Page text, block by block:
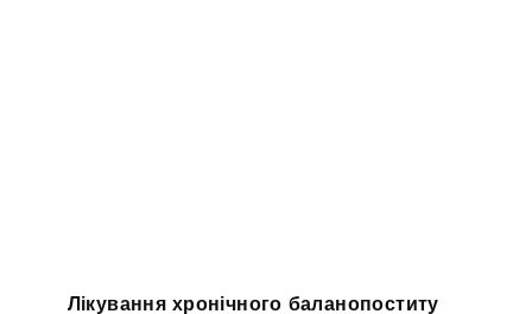
Лікування хронічного баланопоститу